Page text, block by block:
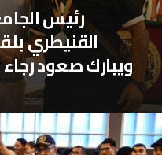
رئيس
القنيطري
ويبارك صعود